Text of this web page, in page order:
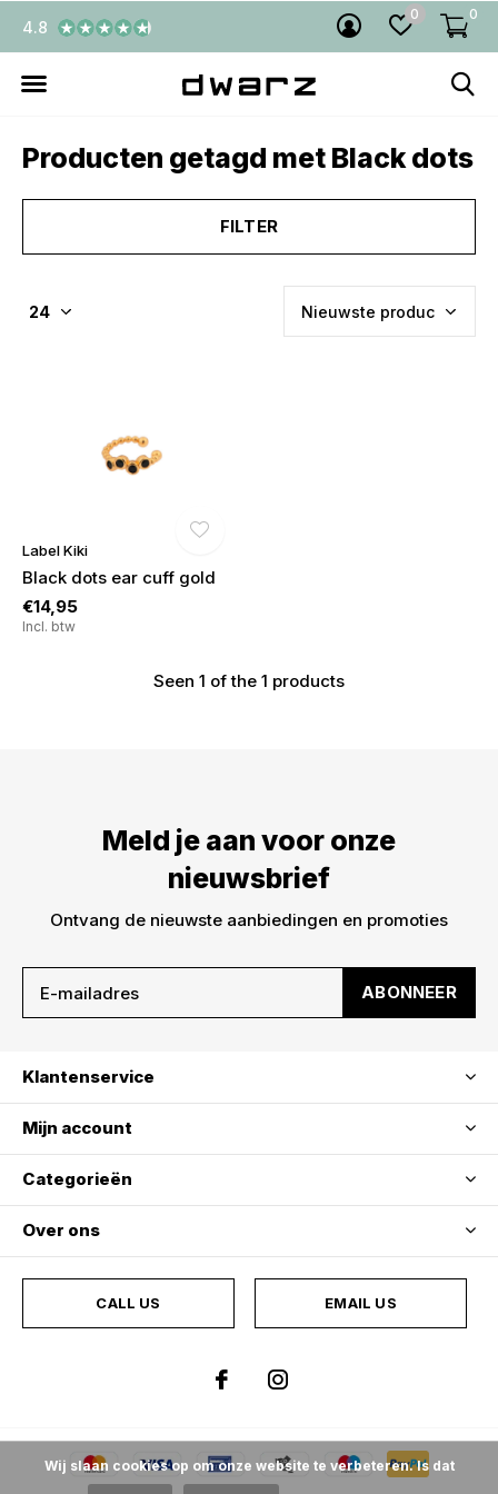
€5,- KORTING! welkom bij
DWARZ!
Meld je aan voor onze nieuwsbrief en ontvang
ABONNEER
0 0
4.8
Producten getagd met Black dots
FILTER
Label Kiki
Black dots ear cuff gold
€14,95
Incl. btw
Seen 1 of the 1 products
Meld je aan voor onze
nieuwsbrief
Ontvang de nieuwste aanbiedingen en promoties
ABONNEER
Klantenservice
Mijn account
Categorieën
Over ons
CALL US EMAIL US
Wij slaan cookies op om onze website te verbeteren. Is dat